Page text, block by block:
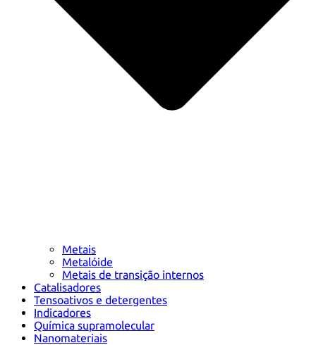
Metais
Metalóide
Metais de transição internos
Catalisadores
Tensoativos e detergentes
Indicadores
Química supramolecular
Nanomateriais